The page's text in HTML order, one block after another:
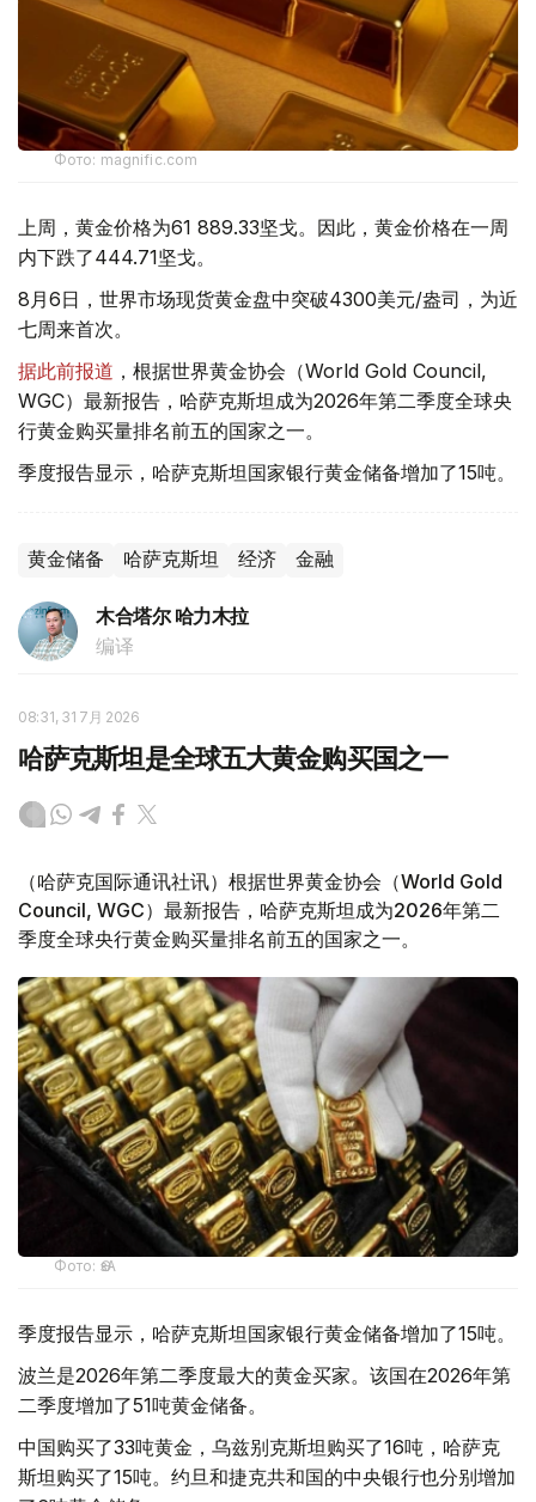
Фото: magnific.com
上周，黄金价格为61 889.33坚戈。因此，黄金价格在一周
内下跌了444.71坚戈。
8月6日，世界市场现货黄金盘中突破4300美元/盎司，为近
七周来首次。
据此前报道 ，根据世界黄金协会（World Gold Council,
WGC）最新报告，哈萨克斯坦成为2026年第二季度全球央
行黄金购买量排名前五的国家之一。
季度报告显示，哈萨克斯坦国家银行黄金储备增加了15吨。
黄金储备 哈萨克斯坦 经济 金融
木合塔尔 哈力木拉
编译
08:31, 31 7月 2026
哈萨克斯坦是全球五大黄金购买国之一
（哈萨克国际通讯社讯）根据世界黄金协会（World Gold
Council, WGC）最新报告，哈萨克斯坦成为2026年第二
季度全球央行黄金购买量排名前五的国家之一。
Фото: ӨзА
季度报告显示，哈萨克斯坦国家银行黄金储备增加了15吨。
波兰是2026年第二季度最大的黄金买家。该国在2026年第
二季度增加了51吨黄金储备。
中国购买了33吨黄金，乌兹别克斯坦购买了16吨，哈萨克
斯坦购买了15吨。约旦和捷克共和国的中央银行也分别增加